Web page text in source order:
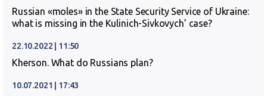
Russian «moles» in the State Security Service of Ukraine:
what is missing in the Kulinich-Sivkovych’ case?
22.10.2022 | 11:50
Kherson. What do Russians plan?
10.07.2021 | 17:43